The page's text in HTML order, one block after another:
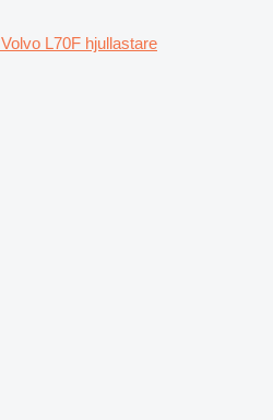
Volvo L70F hjullastare